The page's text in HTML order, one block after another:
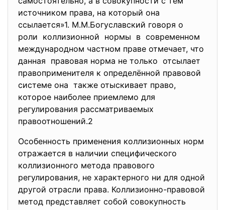
источником права, на который она
ссылается»1. М.М.Богуславский говоря о
роли коллизионной нормы в современном
международном частном праве отмечает, что
данная правовая норма не только отсылает
правоприменителя к определённой правовой
системе она также отыскивает право,
которое наиболее приемлемо для
регулирования рассматриваемых
правоотношений.2
Особенность применения коллизионных норм
отражается в наличии специфического
коллизионного метода правового
регулирования, не характерного ни для одной
другой отрасли права. Коллизионно-правовой
метод представляет собой совокупность